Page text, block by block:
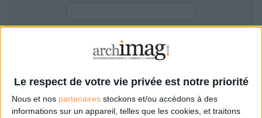
Le respect de votre vie privée est notre priorité
Nous et nos partenaires stockons et/ou accédons à des
informations sur un appareil, telles que les cookies, et traitons
LES LIVRES BLANCS
LES SUPPLÉMENTS
Filtre anti-spam